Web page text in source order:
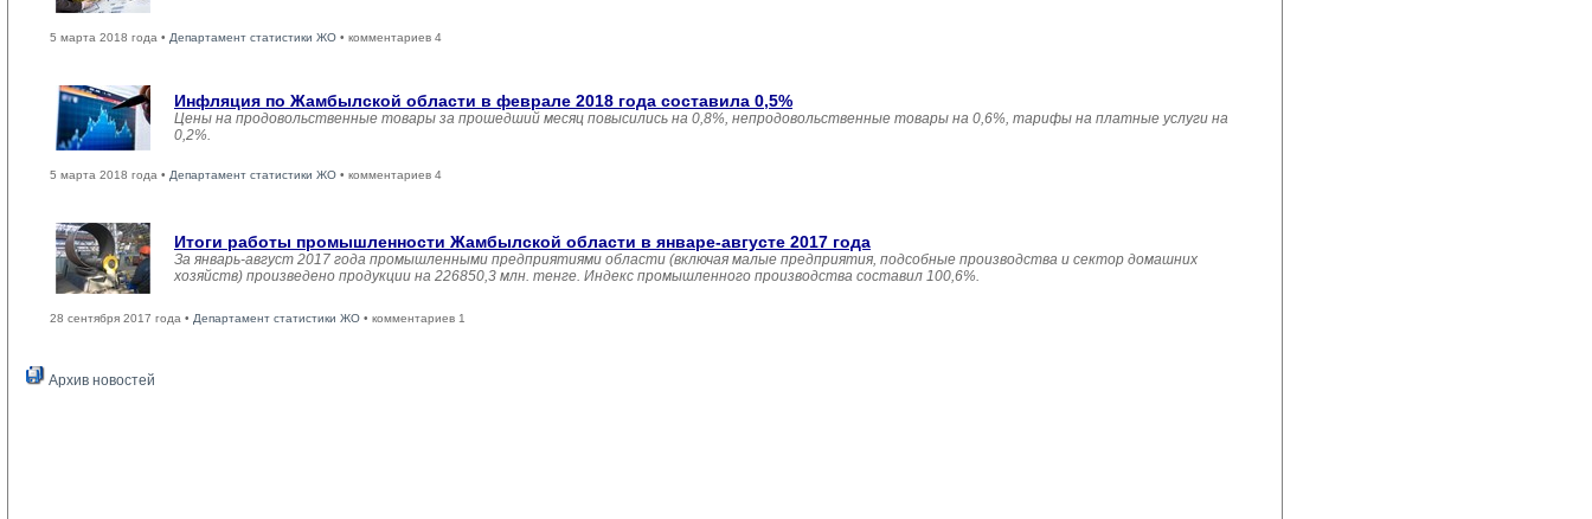
5 марта 2018 года • Департамент статистики ЖО • комментариев 4
Инфляция по Жамбылской области в феврале 2018 года составила 0,5%
Цены на продовольственные товары за прошедший месяц повысились на 0,8%, непродовольственные товары на 0,6%, тарифы на платные услуги на
0,2%.
5 марта 2018 года • Департамент статистики ЖО • комментариев 4
Итоги работы промышленности Жамбылской области в январе-августе 2017 года
За январь-август 2017 года промышленными предприятиями области (включая малые предприятия, подсобные производства и сектор домашних
хозяйств) произведено продукции на 226850,3 млн. тенге. Индекс промышленного производства составил 100,6%.
28 сентября 2017 года • Департамент статистики ЖО • комментариев 1
Архив новостей